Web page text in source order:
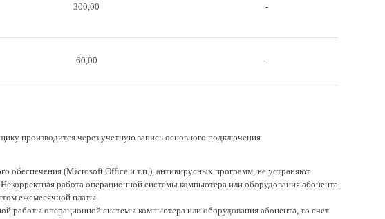
300,00 -
60,00 -
производится через учетную запись основного подключения.
обеспечения (Microsoft Officе и т.п.), антивирусных программ, не устраняют
работа операционной системы компьютера или оборудования абонента
ежемесячной платы.
работы операционной системы компьютера или оборудования абонента, то счет